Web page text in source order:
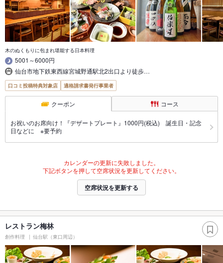
木のぬくもりに包まれ堪能する日本料理
5001～6000円
仙台市地下鉄東西線宮城野通駅北2出口より徒歩…
口コミ投稿特典対象店 適格請求書発行事業者
クーポン コース
お祝いのお席向け！『デザートプレート』1000円(税込) 誕生日・記念
日などに ※要予約
カレンダーの更新に失敗しました。
下記ボタンを押して空席状況を更新してください。
空席状況を更新する
レストラン梅林
創作料理 仙台駅（東口周辺）